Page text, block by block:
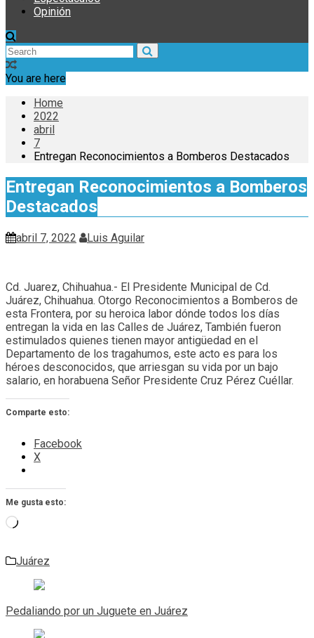
Opinión
You are here
Home
2022
abril
7
Entregan Reconocimientos a Bomberos Destacados
Entregan Reconocimientos a Bomberos
Destacados
abril 7, 2022 Luis Aguilar
Cd. Juarez, Chihuahua.- El Presidente Municipal de Cd.
Juárez, Chihuahua. Otorgo Reconocimientos a Bomberos de
esta Frontera, por su heroica labor dónde todos los días
entregan la vida en las Calles de Juárez, También fueron
estimulados quienes tienen mayor antigüedad en el
Departamento de los tragahumos, este acto es para los
héroes desconocidos, que arriesgan su vida por un bajo
salario, en horabuena Señor Presidente Cruz Pérez Cuéllar.
Comparte esto:
Facebook
X
Me gusta esto:
Cargando...
Juárez
Navegación
de
entradas
Pedaliando por un Juguete en Juárez